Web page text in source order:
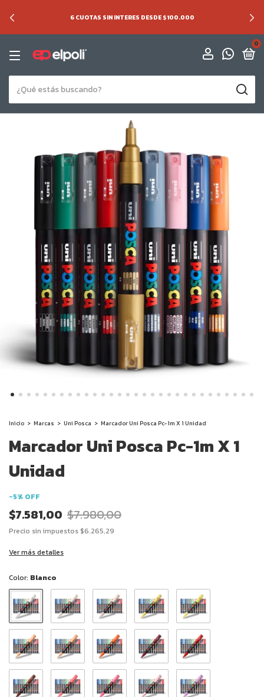
6 CUOTAS SIN INTERES DESDE $100.000
0
Inicio > Marcas > Uni Posca > Marcador Uni Posca Pc-1m X 1 Unidad
Marcador Uni Posca Pc-1m X 1
Unidad
-5% OFF
$7.581,00 $7.980,00
Precio sin impuestos$6.265,29
Ver más detalles
Color: Blanco